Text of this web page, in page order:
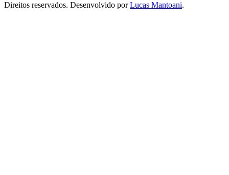
Direitos reservados. Desenvolvido porLucas Mantoani.